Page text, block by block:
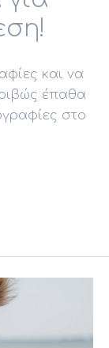
και να
έπαθα
στο